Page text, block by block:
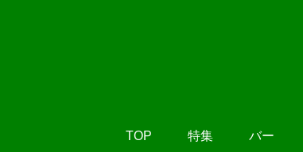
TOP 特集 バー